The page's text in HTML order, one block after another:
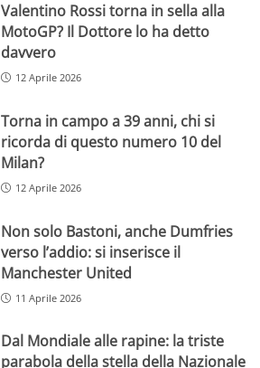
Valentino Rossi torna in sella alla
MotoGP? Il Dottore lo ha detto
davvero
12 Aprile 2026
Torna in campo a 39 anni, chi si
ricorda di questo numero 10 del
Milan?
12 Aprile 2026
Non solo Bastoni, anche Dumfries
verso l’addio: si inserisce il
Manchester United
11 Aprile 2026
Dal Mondiale alle rapine: la triste
parabola della stella della Nazionale